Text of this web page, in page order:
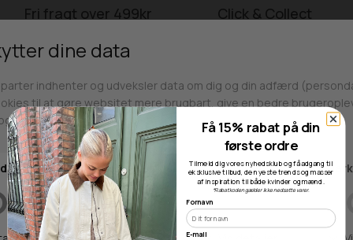
Fri fragt over 499kr Click & Collect
Butikker
Webshop lager
Få 15% rabat på din
første ordre
Tilmeld dig vores nyhedsklub og få adgang til
eksklusive tilbud, de nyeste trends og masser
af inspiration til både kvinder og mænd.
*Rabatkoden gælder ikke nedsatte varer.
Fornavn
E-mail